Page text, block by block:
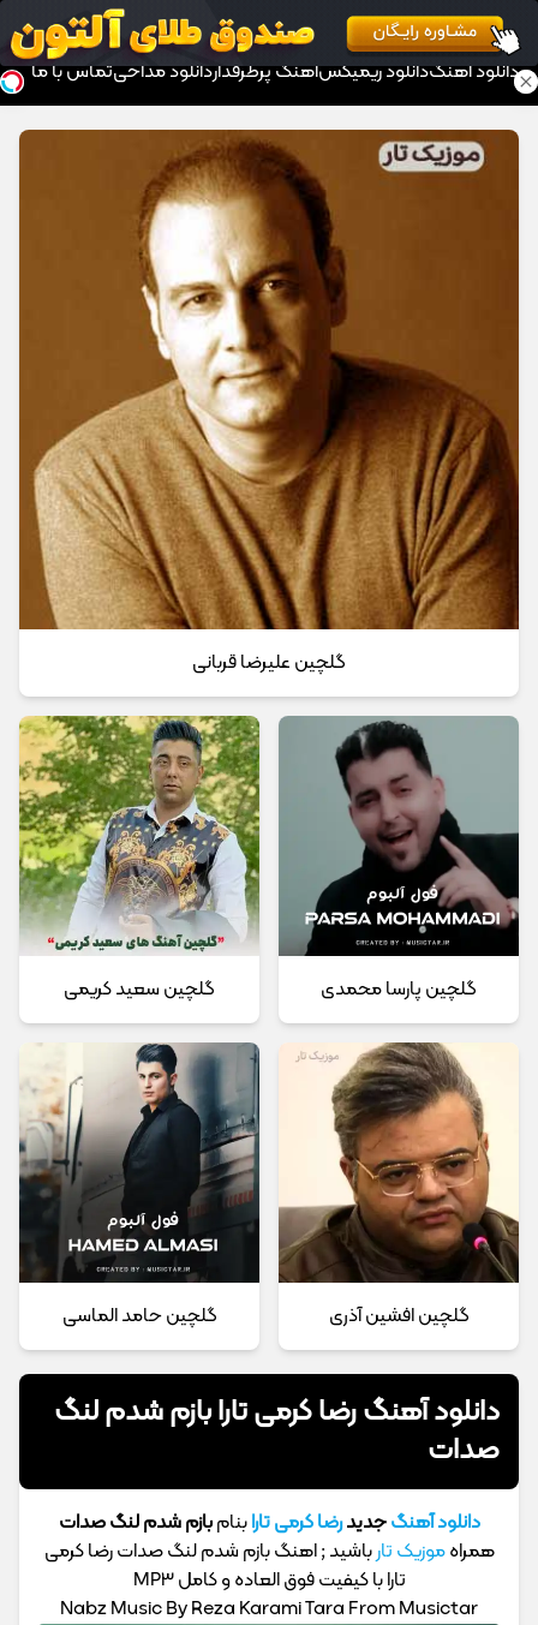
موزیک تار
دانلود آهنگدانلود ریمیکسآهنگ پرطرفداردانلود مداحیتماس با ما
گلچین علیرضا قربانی
گلچین پارسا محمدی گلچین سعید کریمی
گلچین افشین آذری گلچین حامد الماسی
دانلود آهنگ رضا کرمی تارا بازم شدم لنگ
صدات
دانلود آهنگجدیدرضا کرمی تارابنامبازم شدم لنگ صدات
همراهموزیک تارباشید ; اهنگ بازم شدم لنگ صدات رضا کرمی
تارا با کیفیت فوق العاده و کامل MP3
Nabz Music By Reza Karami Tara From Musictar